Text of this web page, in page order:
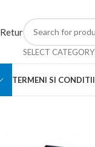
Retur
SELECT CATEGORY
TERMENI SI CONDITII